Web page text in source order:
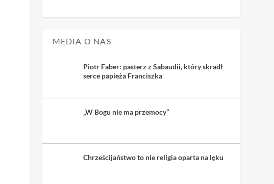
MEDIA O NAS
Piotr Faber: pasterz z Sabaudii, który skradł
serce papieża Franciszka
„W Bogu nie ma przemocy”
Chrześcijaństwo to nie religia oparta na lęku